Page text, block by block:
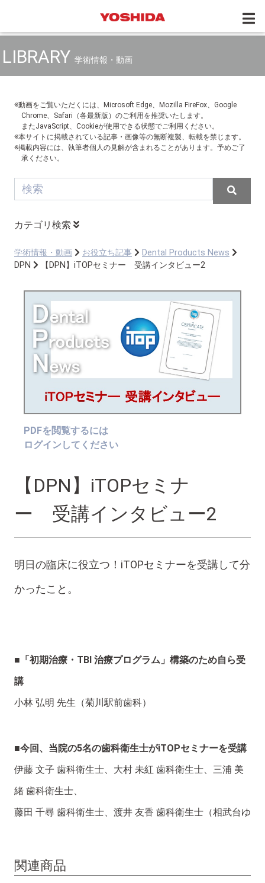
LIBRARY 学術情報・動画
※動画をご覧いただくには、Microsoft Edge、Mozilla FireFox、Google
Chrome、Safari（各最新版）のご利用を推奨いたします。
またJavaScript、Cookieが使用できる状態でご利用ください。
※本サイトに掲載されている記事・画像等の無断複製、転載を禁じます。
※掲載内容には、執筆者個人の見解が含まれることがあります。予めご了
承ください。
カテゴリ検索
学術情報・動画 お役立ち記事
Dental Products News
DPN
【DPN】iTOPセミナー 受講インタビュー2
PDFを閲覧するには
ログインしてください
【DPN】iTOPセミナ
ー 受講インタビュー2
明日の臨床に役立つ！iTOPセミナーを受講して分
かったこと。
■「初期治療・TBI 治療プログラム」構築のため自ら受
講
小林 弘明 先生（菊川駅前歯科）
■今回、当院の5名の歯科衛生士がiTOPセミナーを受講
伊藤 文子 歯科衛生士、大村 未紅 歯科衛生士、三浦 美
緒 歯科衛生士、
藤田 千尋 歯科衛生士、渡井 友香 歯科衛生士（相武台ゆ
関連商品